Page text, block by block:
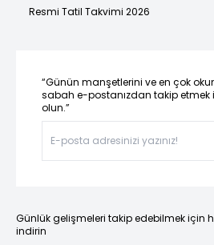
Resmi Tatil Takvimi 2026
“Günün manşetlerini ve en çok
sabah e-postanızdan takip etmek
olun.”
Günlük gelişmeleri takip edebilmek için
indirin